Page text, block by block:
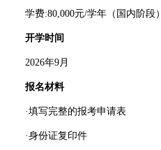
学费:80,000元/学年（国内阶段）
开学时间
2026年9月
报名材料
·填写完整的报考申请表
·身份证复印件